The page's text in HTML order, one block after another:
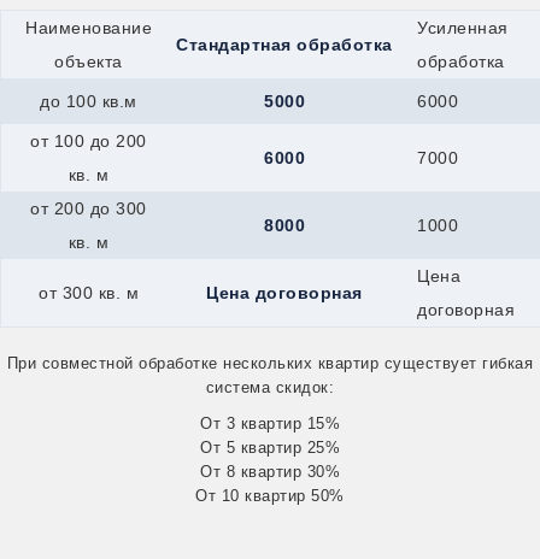
Всеволожск
Джанкой
Долинск
Дрезна
Горняк
Канск
Керчь
Иркутск
Железноводск
Каспийск
Катайск
Касли
Наименование
объекта
Стандартная обработка
Усиленная
обработка
до 100 кв.м 5000 6000
от 100 до 200
кв. м
6000 7000
от 200 до 300
кв. м
8000 1000
от 300 кв. м Цена договорная
Цена
договорная
При совместной обработке нескольких квартир существует гибкая
система скидок:
От 3 квартир 15%
От 5 квартир 25%
От 8 квартир 30%
От 10 квартир 50%